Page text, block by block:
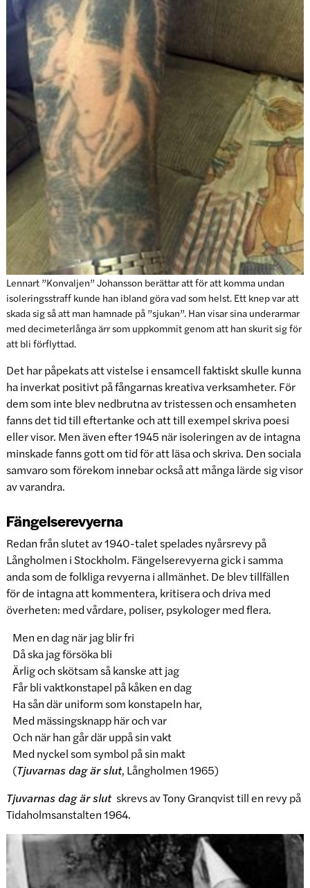
Lennart ”Konvaljen” Johansson berättar att för att komma undan
isoleringsstraff kunde han ibland göra vad som helst. Ett knep var att
skada sig så att man hamnade på ”sjukan”. Han visar sina underarmar
med decimeterlånga ärr som uppkommit genom att han skurit sig för
att bli förflyttad.
Det har påpekats att vistelse i ensamcell faktiskt skulle kunna
ha inverkat positivt på fångarnas kreativa verksamheter. För
dem som inte blev nedbrutna av tristessen och ensamheten
fanns det tid till eftertanke och att till exempel skriva poesi
eller visor. Men även efter 1945 när isoleringen av de intagna
minskade fanns gott om tid för att läsa och skriva. Den sociala
samvaro som förekom innebar också att många lärde sig visor
av varandra.
Fängelserevyerna
Redan från slutet av 1940-talet spelades nyårsrevy på
Långholmen i Stockholm. Fängelserevyerna gick i samma
anda som de folkliga revyerna i allmänhet. De blev tillfällen
för de intagna att kommentera, kritisera och driva med
överheten: med vårdare, poliser, psykologer med flera.
Men en dag när jag blir fri
Då ska jag försöka bli
Ärlig och skötsam så kanske att jag
Får bli vaktkonstapel på kåken en dag
Ha sån där uniform som konstapeln har,
Med mässingsknapp här och var
Och när han går där uppå sin vakt
Med nyckel som symbol på sin makt
(Tjuvarnas dag är slut, Långholmen 1965)
Tjuvarnas dag är slutskrevs av Tony Granqvist till en revy på
Tidaholmsanstalten 1964.